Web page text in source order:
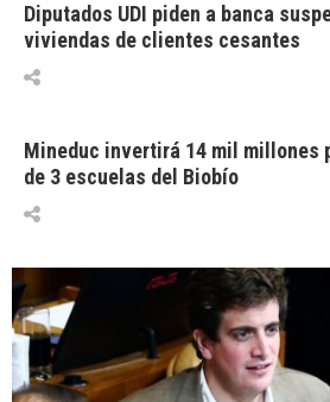
Diputados UDI piden a banca
viviendas de clientes cesantes
Mineduc invertirá 14 mil millones
de 3 escuelas del Biobío